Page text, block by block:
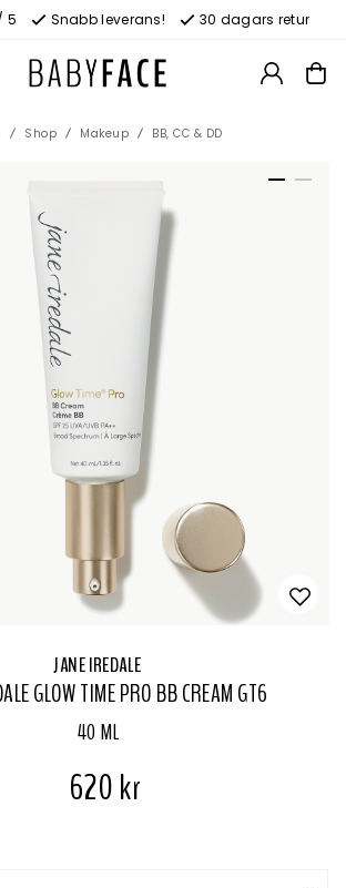
5 Snabb leverans! 30 dagars retur
Shop Makeup BB, CC & DD
JANE IREDALE
GLOW TIME PRO BB CREAM GT6
40 ML
620 kr